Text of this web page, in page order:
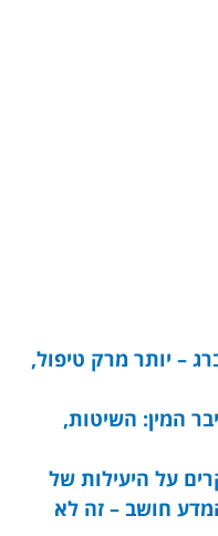
– יותר מרק טיפול,
המין: השיטות,
על היעילות של
חושב – זה לא